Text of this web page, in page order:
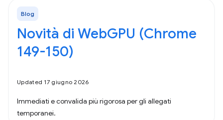
Blog
Novità di WebGPU (Chrome
149-150)
Updated 17 giugno 2026
Immediati e convalida più rigorosa per gli allegati
temporanei.